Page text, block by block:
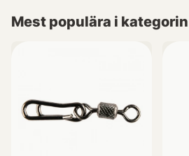
Denna smarta lösning blir särskilt
Utforska vår kollektion av Snap
Mest populära i kategorin